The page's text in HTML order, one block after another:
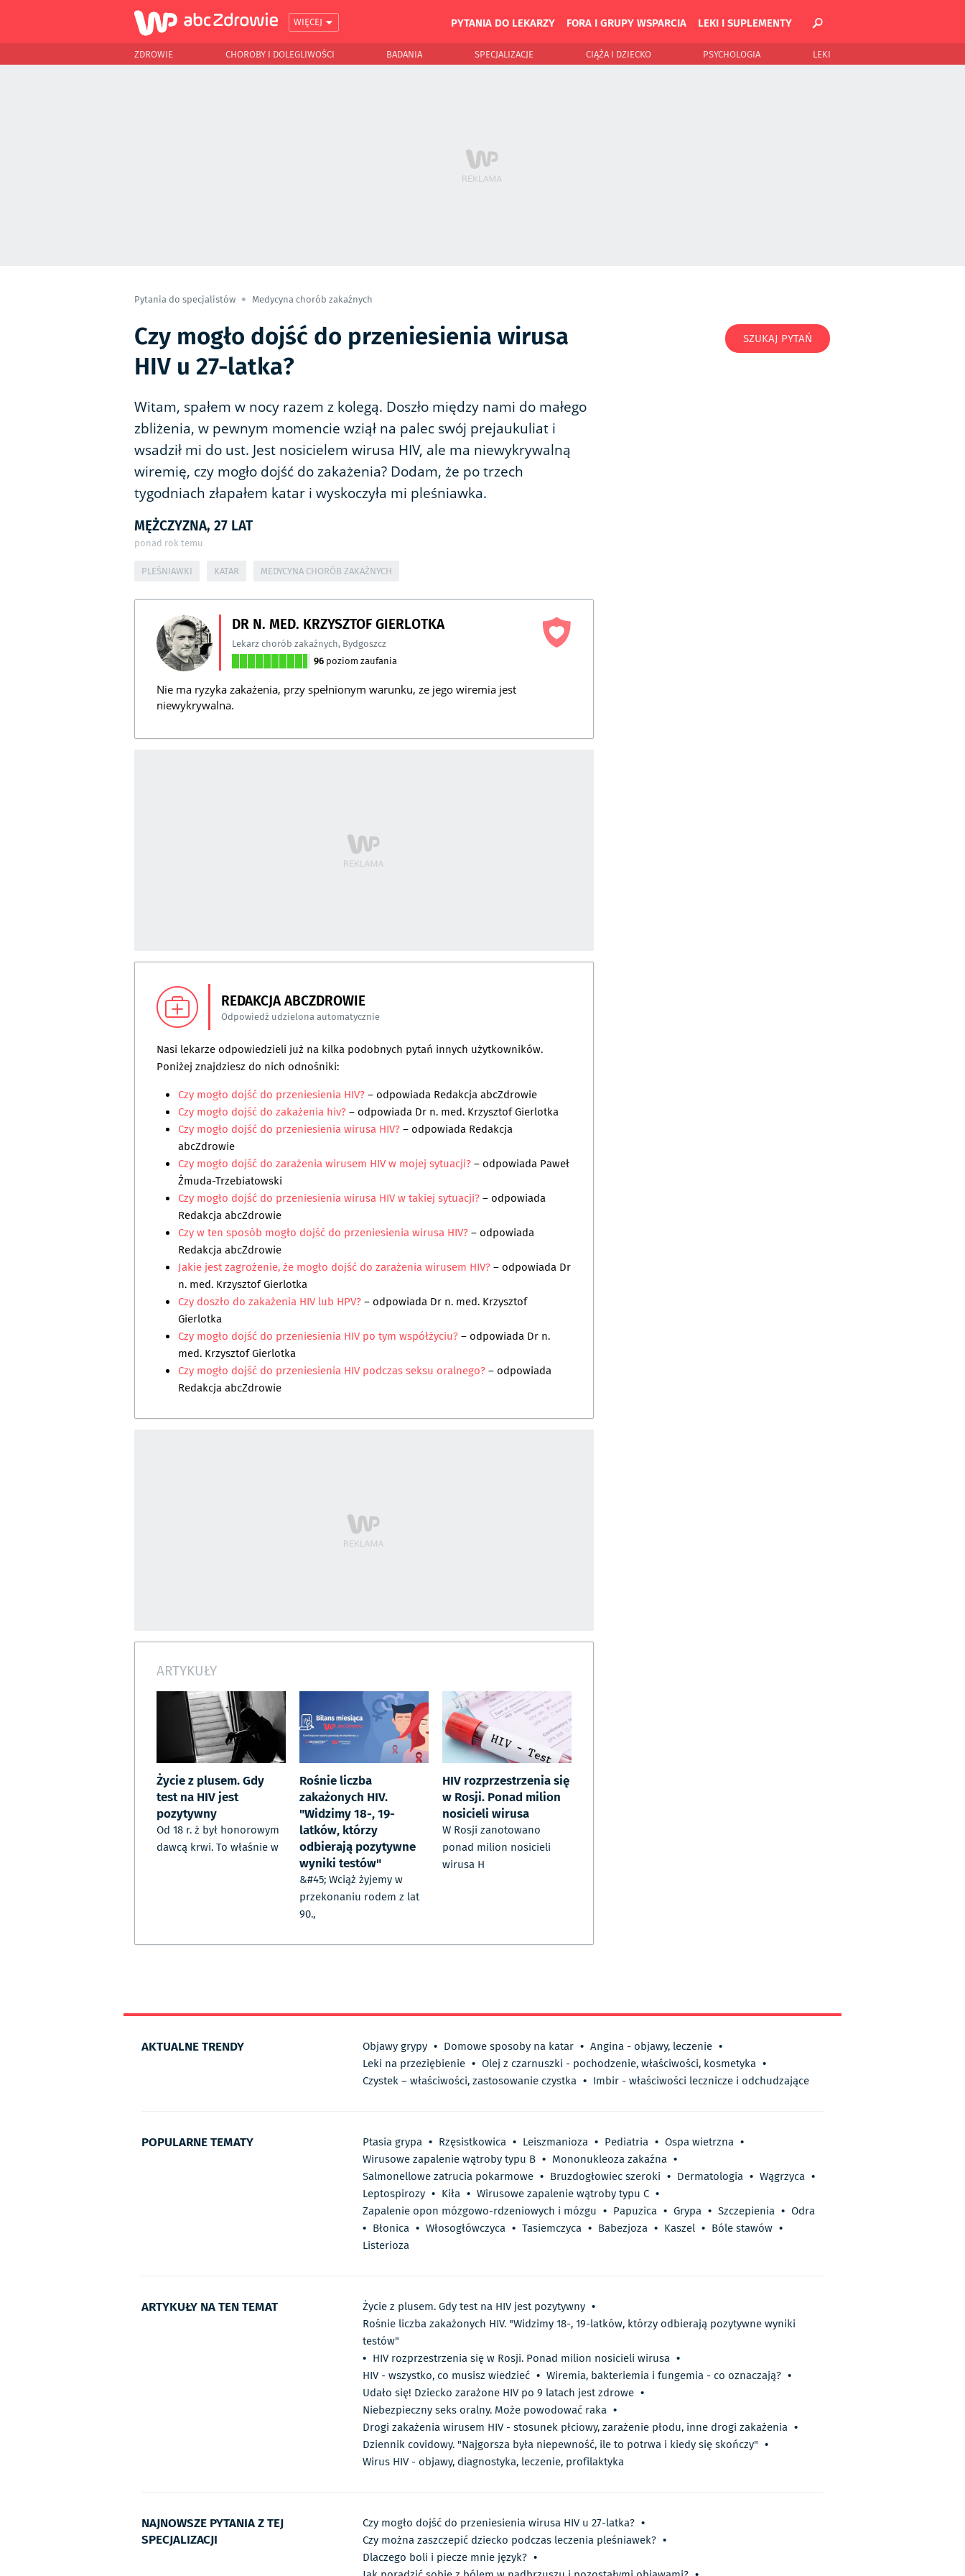
WIĘCEJ PYTANIA DO LEKARZY FORA I GRUPY WSPARCIA LEKI I SUPLEMENTY
ZDROWIE CHOROBY I DOLEGLIWOŚCI BADANIA SPECJALIZACJE CIĄŻA I DZIECKO PSYCHOLOGIA LEKI
Pytania do specjalistów Medycyna chorób zakaźnych
Czy mogło dojść do przeniesienia wirusa
HIV u 27-latka?
Witam, spałem w nocy razem z kolegą. Doszło między nami do małego
zbliżenia, w pewnym momencie wziął na palec swój prejaukuliat i
wsadził mi do ust. Jest nosicielem wirusa HIV, ale ma niewykrywalną
wiremię, czy mogło dojść do zakażenia? Dodam, że po trzech
tygodniach złapałem katar i wyskoczyła mi pleśniawka.
MĘŻCZYZNA, 27 LAT
ponad rok temu
PLEŚNIAWKI KATAR MEDYCYNA CHORÓB ZAKAŹNYCH
DR N. MED. KRZYSZTOF GIERLOTKA
Lekarz chorób zakaźnych, Bydgoszcz
96 poziom zaufania
Nie ma ryzyka zakażenia, przy spełnionym warunku, ze jego wiremia jest
niewykrywalna.
REDAKCJA ABCZDROWIE
Odpowiedź udzielona automatycznie
Nasi lekarze odpowiedzieli już na kilka podobnych pytań innych użytkowników.
Poniżej znajdziesz do nich odnośniki:
Czy mogło dojść do przeniesienia HIV?– odpowiada Redakcja abcZdrowie
Czy mogło dojść do zakażenia hiv?– odpowiada Dr n. med. Krzysztof Gierlotka
Czy mogło dojść do przeniesienia wirusa HIV?– odpowiada Redakcja
abcZdrowie
Czy mogło dojść do zarażenia wirusem HIV w mojej sytuacji?– odpowiada Paweł
Żmuda-Trzebiatowski
Czy mogło dojść do przeniesienia wirusa HIV w takiej sytuacji?– odpowiada
Redakcja abcZdrowie
Czy w ten sposób mogło dojść do przeniesienia wirusa HIV?– odpowiada
Redakcja abcZdrowie
Jakie jest zagrożenie, że mogło dojść do zarażenia wirusem HIV?– odpowiada Dr
n. med. Krzysztof Gierlotka
Czy doszło do zakażenia HIV lub HPV?– odpowiada Dr n. med. Krzysztof
Gierlotka
Czy mogło dojść do przeniesienia HIV po tym współżyciu?– odpowiada Dr n.
med. Krzysztof Gierlotka
Czy mogło dojść do przeniesienia HIV podczas seksu oralnego?– odpowiada
Redakcja abcZdrowie
ARTYKUŁY
Życie z plusem. Gdy
test na HIV jest
pozytywny
Od 18 r. ż był honorowym
dawcą krwi. To właśnie w
Rośnie liczba
zakażonych HIV.
"Widzimy 18-, 19-
latków, którzy
odbierają pozytywne
wyniki testów"
&#45; Wciąż żyjemy w
przekonaniu rodem z lat
90.,
HIV rozprzestrzenia się
w Rosji. Ponad milion
nosicieli wirusa
W Rosji zanotowano
ponad milion nosicieli
wirusa H
SZUKAJ PYTAŃ
AKTUALNE TRENDY Objawy grypy • Domowe sposoby na katar • Angina - objawy, leczenie •
Leki na przeziębienie • Olej z czarnuszki - pochodzenie, właściwości, kosmetyka •
Czystek – właściwości, zastosowanie czystka • Imbir - właściwości lecznicze i odchudzające
POPULARNE TEMATY Ptasia grypa • Rzęsistkowica • Leiszmanioza • Pediatria • Ospa wietrzna •
Wirusowe zapalenie wątroby typu B • Mononukleoza zakaźna •
Salmonellowe zatrucia pokarmowe • Bruzdogłowiec szeroki • Dermatologia • Wągrzyca •
Leptospirozy • Kiła • Wirusowe zapalenie wątroby typu C •
Zapalenie opon mózgowo-rdzeniowych i mózgu • Papuzica • Grypa • Szczepienia • Odra
• Błonica • Włosogłówczyca • Tasiemczyca • Babezjoza • Kaszel • Bóle stawów •
Listerioza
ARTYKUŁY NA TEN TEMAT Życie z plusem. Gdy test na HIV jest pozytywny •
Rośnie liczba zakażonych HIV. "Widzimy 18-, 19-latków, którzy odbierają pozytywne wyniki
testów"
• HIV rozprzestrzenia się w Rosji. Ponad milion nosicieli wirusa •
HIV - wszystko, co musisz wiedzieć • Wiremia, bakteriemia i fungemia - co oznaczają? •
Udało się! Dziecko zarażone HIV po 9 latach jest zdrowe •
Niebezpieczny seks oralny. Może powodować raka •
Drogi zakażenia wirusem HIV - stosunek płciowy, zarażenie płodu, inne drogi zakażenia •
Dziennik covidowy. "Najgorsza była niepewność, ile to potrwa i kiedy się skończy" •
Wirus HIV - objawy, diagnostyka, leczenie, profilaktyka
NAJNOWSZE PYTANIA Z TEJ
SPECJALIZACJI
Czy mogło dojść do przeniesienia wirusa HIV u 27-latka? •
Czy można zaszczepić dziecko podczas leczenia pleśniawek? •
Dlaczego boli i piecze mnie język? •